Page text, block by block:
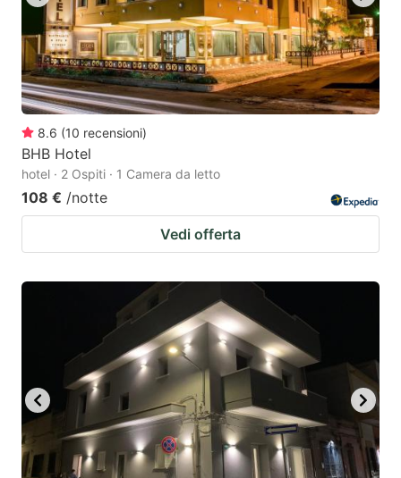
8.6 (10 recensioni)
BHB Hotel
hotel · 2 Ospiti · 1 Camera da letto
108 € /notte
Vedi offerta